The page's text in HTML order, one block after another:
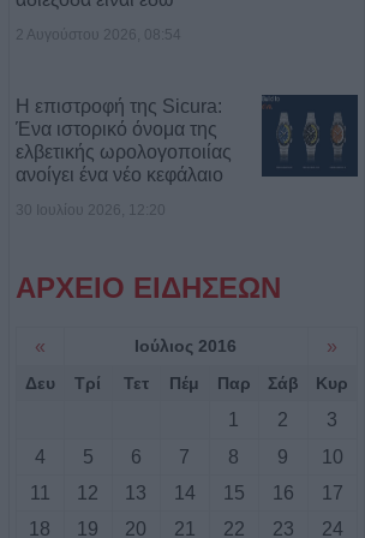
2 Αυγούστου 2026, 08:54
Η επιστροφή της Sicura:
Ένα ιστορικό όνομα της
ελβετικής ωρολογοποιίας
ανοίγει ένα νέο κεφάλαιο
30 Ιουλίου 2026, 12:20
ΑΡΧΕΙΟ ΕΙΔΗΣΕΩΝ
« Ιούλιος 2016 »
Δευ Τρί Τετ Πέμ Παρ Σάβ Κυρ
1 2
3
4
5 6 7 8 9
10
11
12 13 14 15 16
17
18
19 20 21 22 23 24